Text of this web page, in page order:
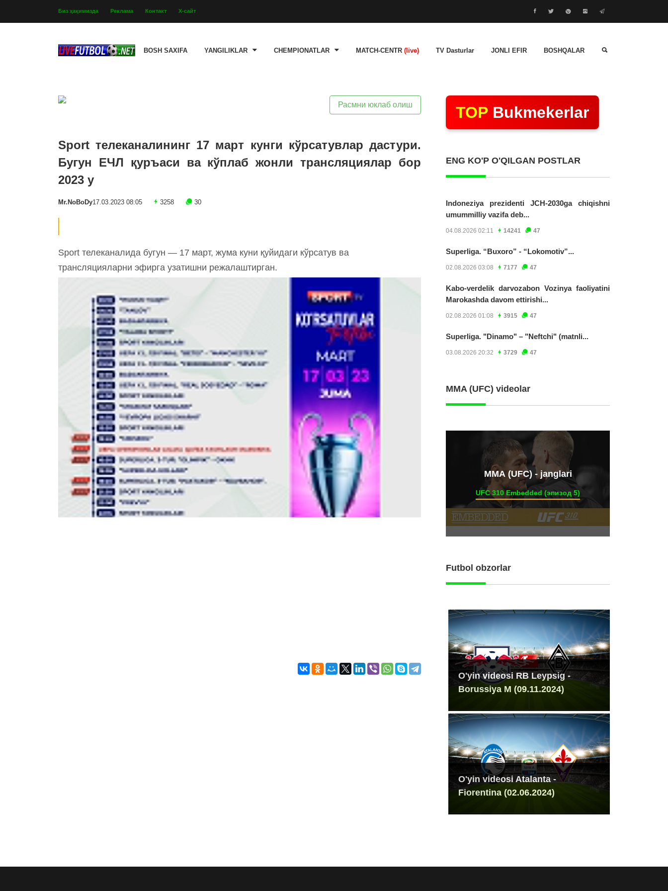
Биз ҳақимизда Реклама Контакт Х-сайт
BOSH SAXIFA YANGILIKLAR CHEMPIONATLAR MATCH-CENTR (live) TV Dasturlar JONLI EFIR BOSHQALAR
Расмни юклаб олиш
Sport телеканалининг 17 март кунги кўрсатувлар дастури.
Бугун ЕЧЛ қуръаси ва кўплаб жонли трансляциялар бор
2023 y
Mr.NoBoDy17.03.2023 08:05 3258 30
Sport телеканалида бугун — 17 март, жума куни қуйидаги кўрсатув ва
трансляцияларни эфирга узатишни режалаштирган.
TOP Bukmekerlar
ENG KO'P O'QILGAN POSTLAR
Indoneziya prezidenti JCH-2030ga chiqishni
umummilliy vazifa deb...
04.08.2026 02:11 14241 47
Superliga. “Buxoro” - “Lokomotiv”...
02.08.2026 03:08 7177 47
Kabo-verdelik darvozabon Vozinya faoliyatini
Marokashda davom ettirishi...
02.08.2026 01:08 3915 47
Superliga. "Dinamo" – "Neftchi" (matnli...
03.08.2026 20:32 3729 47
MMA (UFC) videolar
ММА (UFC) - janglari
UFC 310 Embedded (эпизод 5)
Futbol obzorlar
O'yin videosi RB Leypsig -
Borussiya M (09.11.2024)
O'yin videosi Atalanta -
Fiorentina (02.06.2024)